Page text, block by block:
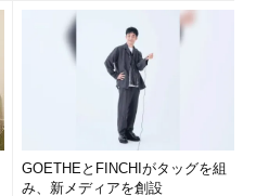
GOETHEとFINCHIがタッグを組
み、新メディアを創設